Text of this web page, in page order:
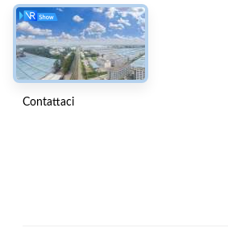
Profilo Aziendale
Visita alla fabbrica
Controllo della qualità
Contattaci